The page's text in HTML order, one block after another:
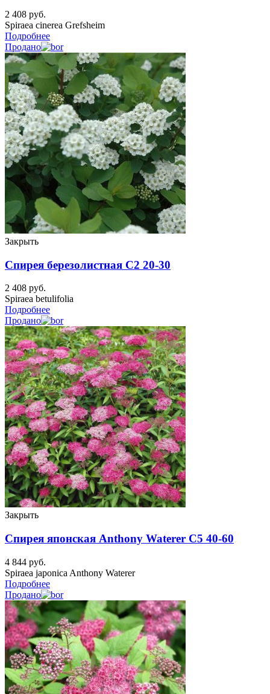
2 408 руб.
Spiraea cinerea Grefsheim
Подробнее
Продано
Закрыть
Спирея березолистная C2 20-30
2 408 руб.
Spiraea betulifolia
Подробнее
Продано
Закрыть
Спирея японская Anthony Waterer C5 40-60
4 844 руб.
Spiraea japonica Anthony Waterer
Подробнее
Продано